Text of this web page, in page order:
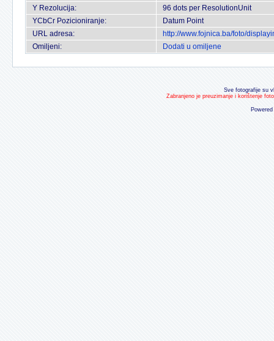
Y Rezolucija:
96 dots per ResolutionUnit
YCbCr Pozicioniranje:
Datum Point
URL adresa:
http://www.fojnica.ba/foto/
Omiljeni:
Dodati u omiljene
Sve fotografije su
Zabranjeno je preuzimanje i korištenje